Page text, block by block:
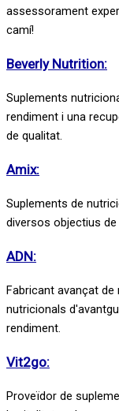
assessorament
camí!
Beverly Nutrition:
Suplements
rendiment i una
de qualitat.
Amix:
Suplements de
diversos objectius
ADN:
Fabricant avançat
nutricionals
rendiment.
Vit2go:
Proveïdor de